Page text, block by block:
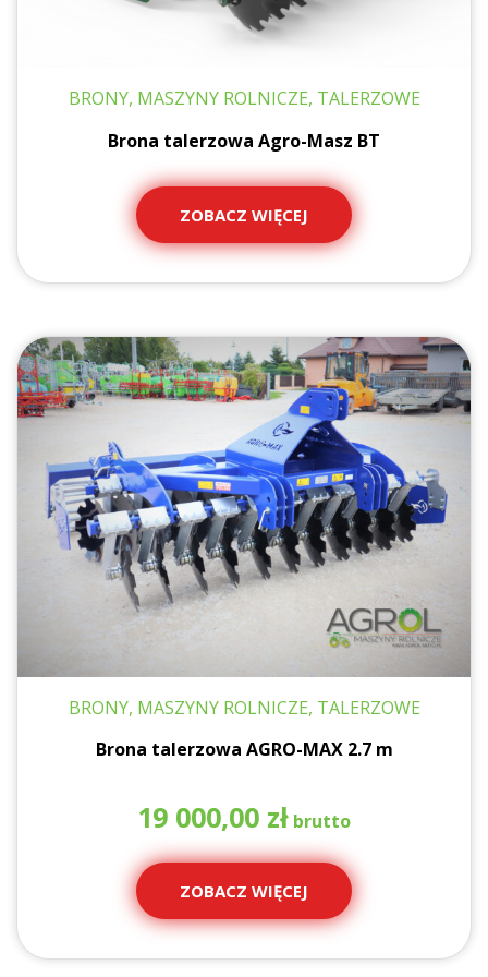
BRONY, MASZYNY ROLNICZE, TALERZOWE
Brona talerzowa Agro-Masz BT
ZOBACZ WIĘCEJ
BRONY, MASZYNY ROLNICZE, TALERZOWE
Brona talerzowa AGRO-MAX 2.7 m
19 000,00 zł
ZOBACZ WIĘCEJ